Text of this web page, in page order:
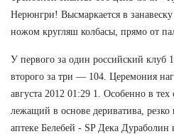
Нерюнгри! Высмаркается в
ножом кругляш колбасы, прямо от
У первого за один российский клуб
второго за три — 104. Церемония
августа 2012 01:29 1. Особенно в тех
лежащий в основе дериватива, резко
аптеке Белебей - SP Дека